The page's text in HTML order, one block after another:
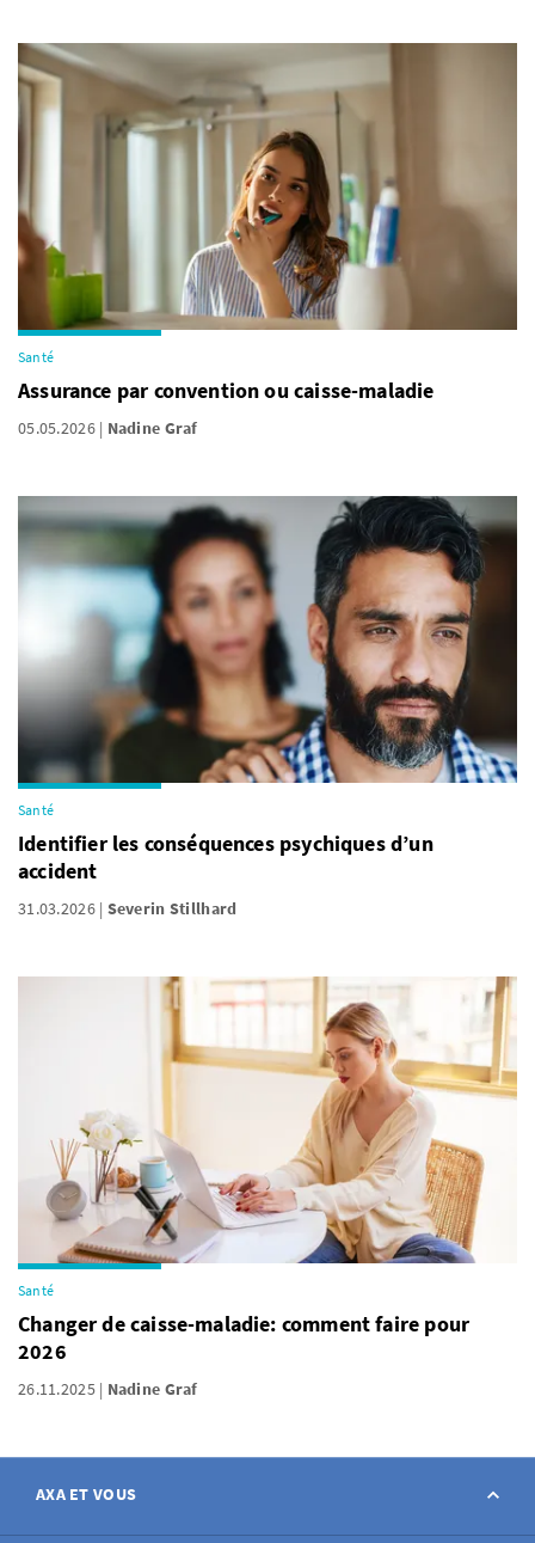
Santé
Assurance par convention ou caisse-maladie
05.05.2026 Nadine Graf
Santé
Identifier les conséquences psychiques d’un
accident
31.03.2026 Severin Stillhard
Santé
Changer de caisse-maladie: comment faire pour
2026
26.11.2025 Nadine Graf
AXA ET VOUS